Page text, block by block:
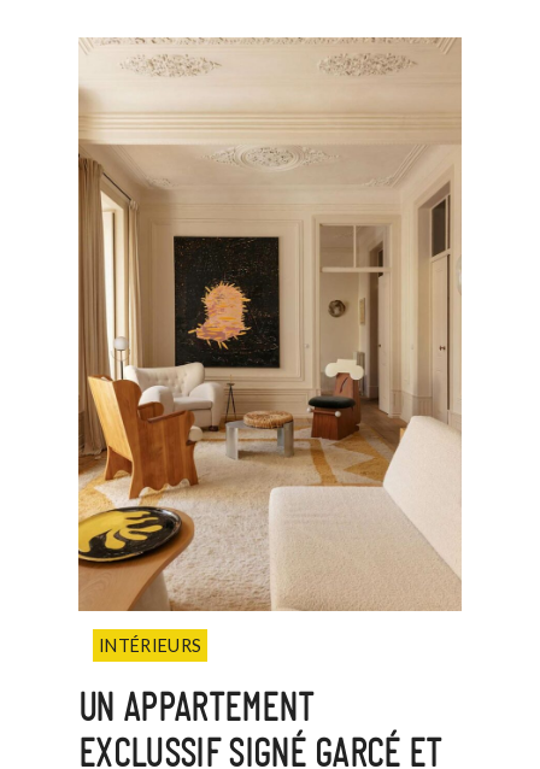
INTÉRIEURS
UN APPARTEMENT
EXCLUSSIF SIGNÉ GARCÉ ET